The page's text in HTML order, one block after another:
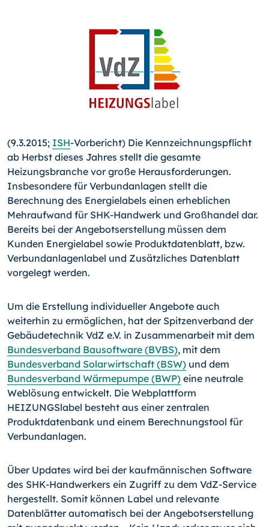
(9.3.2015; ISH-Vorbericht) Die Kennzeichnungspflicht
ab Herbst dieses Jahres stellt die gesamte
Heizungsbranche vor große Herausforderungen.
Insbesondere für Verbundanlagen stellt die
Berechnung des Energielabels einen erheblichen
Mehraufwand für SHK-Handwerk und Großhandel dar.
Bereits bei der Angebotserstellung müssen dem
Kunden Energielabel sowie Produktdatenblatt, bzw.
Verbundanlagenlabel und Zu­sätzliches Datenblatt
vorgelegt werden.
Um die Erstellung individueller Angebote auch
weiterhin zu ermöglichen, hat der Spit­zenverband der
Gebäudetechnik VdZ e.V. in Zusammenarbeit mit dem
Bundesverband Bausoftware (BVBS), mit dem
Bundesverband Solarwirtschaft (BSW) und dem
Bundes­verband Wärmepumpe (BWP) eine neutrale
Weblösung entwickelt. Die Webplattform
HEIZUNGSlabel besteht aus einer zentralen
Produktdatenbank und einem Berech­nungstool für
Verbundanlagen.
Über Updates wird bei der kaufmännischen Software
des SHK-Handwerkers ein Zugriff zu dem VdZ-Service
hergestellt. Somit können Label und relevante
Datenblätter auto­matisch bei der Angebotserstellung